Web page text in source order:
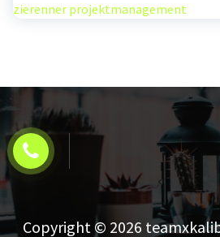
zierenner projektmanagement
Copyright © 2026